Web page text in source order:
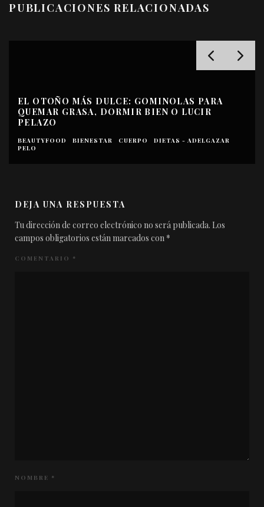
PUBLICACIONES RELACIONADAS
EL OTOÑO MÁS DULCE: GOMINOLAS PARA
QUEMAR GRASA, DORMIR BIEN O LUCIR
PELAZO
BEAUTYFOOD BIENESTAR CUERPO
DIETAS - ADELGAZAR
PELO
DEJA UNA RESPUESTA
Tu dirección de correo electrónico no será publicada. Los
campos obligatorios están marcados con *
COMENTARIO *
NOMBRE *